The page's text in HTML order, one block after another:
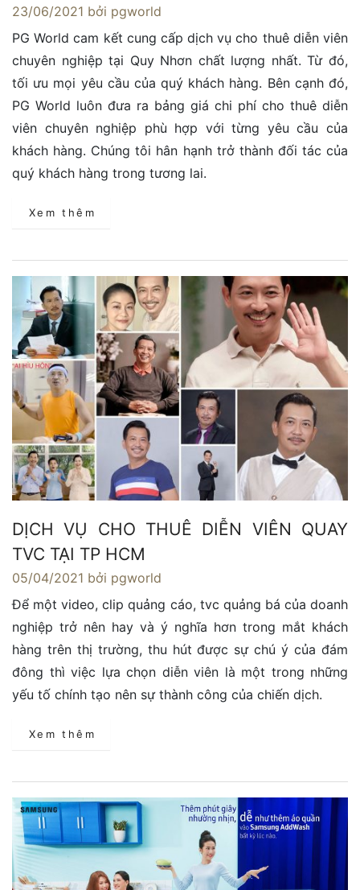
23/06/2021 bởi pgworld
PG World cam kết cung cấp dịch vụ cho thuê diễn viên
chuyên nghiệp tại Quy Nhơn chất lượng nhất. Từ đó,
tối ưu mọi yêu cầu của quý khách hàng. Bên cạnh đó,
PG World luôn đưa ra bảng giá chi phí cho thuê diễn
viên chuyên nghiệp phù hợp với từng yêu cầu của
khách hàng. Chúng tôi hân hạnh trở thành đối tác của
quý khách hàng trong tương lai.
Xem thêm
DỊCH VỤ CHO THUÊ DIỄN VIÊN QUAY
TVC TẠI TP HCM
05/04/2021 bởi pgworld
Để một video, clip quảng cáo, tvc quảng bá của doanh
nghiệp trở nên hay và ý nghĩa hơn trong mắt khách
hàng trên thị trường, thu hút được sự chú ý của đám
đông thì việc lựa chọn diễn viên là một trong những
yếu tố chính tạo nên sự thành công của chiến dịch.
Xem thêm